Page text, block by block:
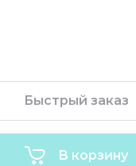
В корзину
Быстрый заказ